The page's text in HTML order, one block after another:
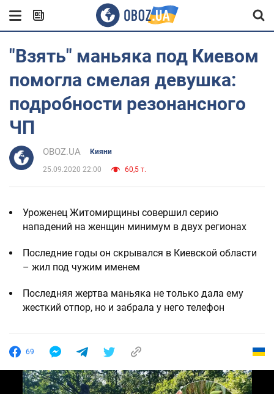
"Взять" маньяка под Киевом
помогла смелая девушка:
подробности резонансного
ЧП
OBOZ.UA Кияни
25.09.2020 22:00 60,5 т.
Уроженец Житомирщины совершил серию
нападений на женщин минимум в двух регионах
Последние годы он скрывался в Киевской области
– жил под чужим именем
Последняя жертва маньяка не только дала ему
жесткий отпор, но и забрала у него телефон
69